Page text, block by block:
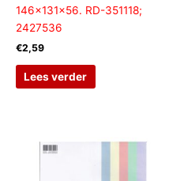
146x131x56. RD-351118;
2427536
€2,59
Lees verder